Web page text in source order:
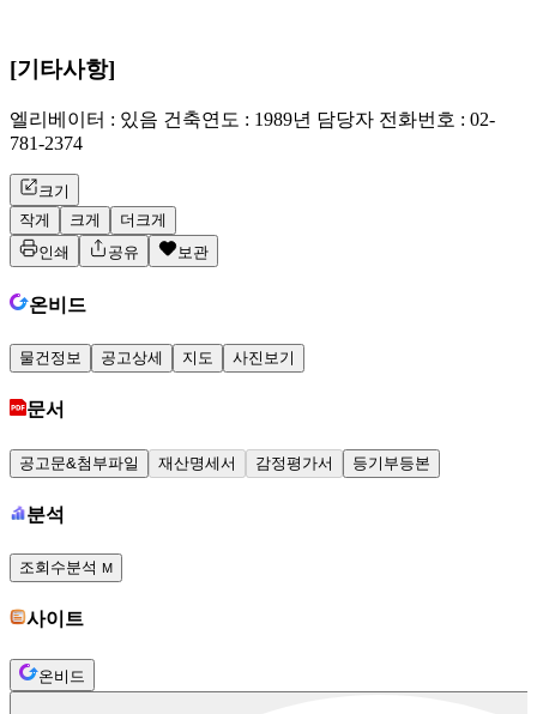
[기타사항]
엘리베이터 : 있음 건축연도 : 1989년 담당자 전화번호 : 02-
781-2374
크기
작게
크게
더크게
인쇄
공유 보관
온비드
물건정보 공고상세 지도 사진보기
문서
공고문&첨부파일 재산명세서 감정평가서 등기부등본
분석
조회수분석 M
사이트
온비드